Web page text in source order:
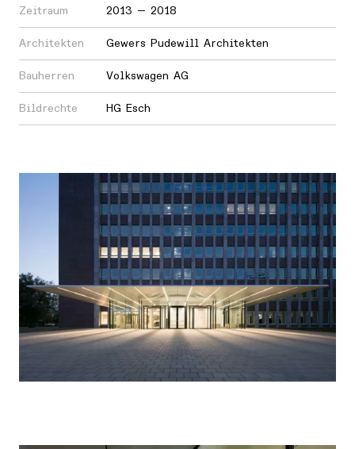
Zeitraum 2013 — 2018
Architekten Gewers Pudewill Architekten
Bauherren Volkswagen AG
Bildrechte HG Esch